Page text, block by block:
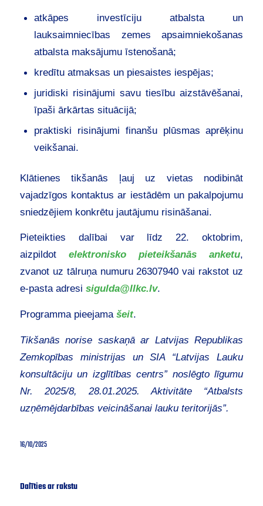
atkāpes investīciju atbalsta un
lauksaimniecības zemes apsaimniekošanas
atbalsta maksājumu īstenošanā;
kredītu atmaksas un piesaistes iespējas;
juridiski risinājumi savu tiesību aizstāvēšanai,
īpaši ārkārtas situācijā;
praktiski risinājumi finanšu plūsmas aprēķinu
veikšanai.
Klātienes tikšanās ļauj uz vietas nodibināt
vajadzīgos kontaktus ar iestādēm un pakalpojumu
sniedzējiem konkrētu jautājumu risināšanai.
Pieteikties dalībai var līdz 22. oktobrim,
aizpildot elektronisko pieteikšanās anketu,
zvanot uz tālruņa numuru 26307940 vai rakstot uz
e‑pasta adresi sigulda@llkc.lv.
Programma pieejama šeit.
Tikšanās norise saskaņā ar Latvijas Republikas
Zemkopības ministrijas un SIA “Latvijas Lauku
konsultāciju un izglītības centrs” noslēgto līgumu
Nr. 2025/8, 28.01.2025. Aktivitāte “Atbalsts
uzņēmējdarbības veicināšanai lauku teritorijās”.
16/10/2025
Dalīties ar rakstu